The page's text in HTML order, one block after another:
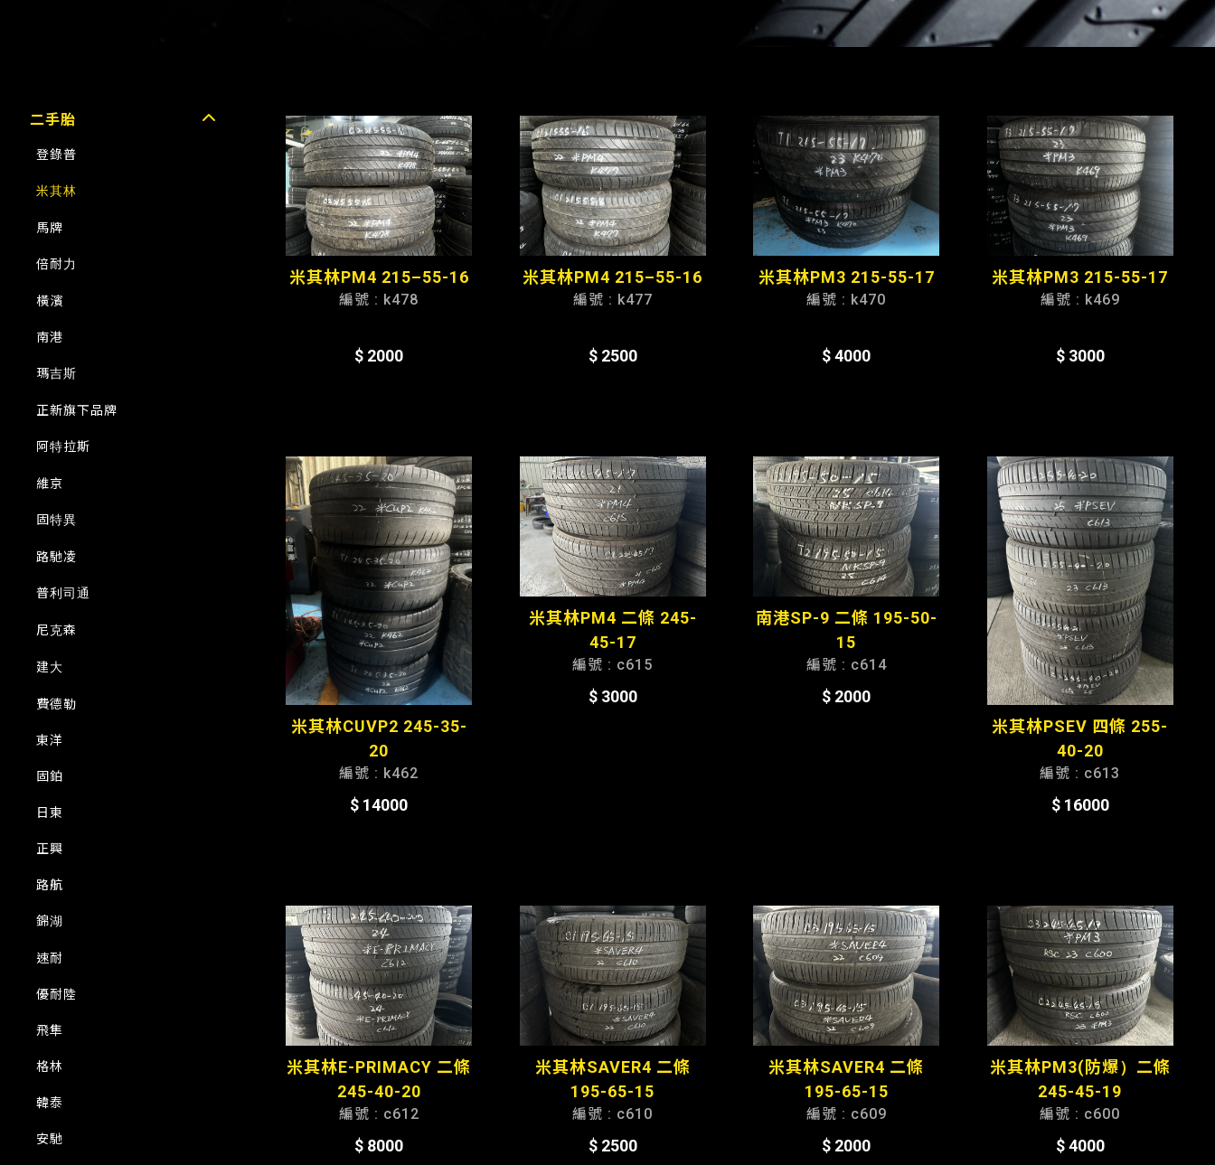
二手胎
登錄普
米其林
馬牌
倍耐力
橫濱
南港
瑪吉斯
正新旗下品牌
阿特拉斯
維京
固特異
路馳凌
普利司通
尼克森
建大
費德勒
東洋
固鉑
日東
正興
路航
錦湖
速耐
優耐陸
飛隼
格林
韓泰
安馳
米其林PM4 215–55-16
編號 : k478
$ 2000
米其林PM4 215–55-16
編號 : k477
$ 2500
米其林PM3 215-55-17
編號 : k470
$ 4000
米其林PM3 215-55-17
編號 : k469
$ 3000
米其林CUVP2 245-35-
20
編號 : k462
$ 14000
米其林PM4 二條 245-
45-17
編號 : c615
$ 3000
南港SP-9 二條 195-50-
15
編號 : c614
$ 2000
米其林PSEV 四條 255-
40-20
編號 : c613
$ 16000
米其林E-PRIMACY 二條
245-40-20
編號 : c612
$ 8000
米其林SAVER4 二條
195-65-15
編號 : c610
$ 2500
米其林SAVER4 二條
195-65-15
編號 : c609
$ 2000
米其林PM3(防爆）二條
245-45-19
編號 : c600
$ 4000